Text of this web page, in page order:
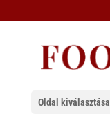
Oldal kiválasztása